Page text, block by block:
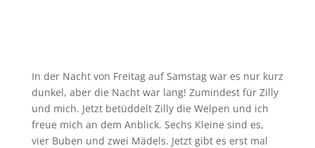
In der Nacht von Freitag auf Samstag war es nur kurz
dunkel, aber die Nacht war lang! Zumindest für Zilly
und mich. Jetzt betüddelt Zilly die Welpen und ich
freue mich an dem Anblick. Sechs Kleine sind es,
vier Buben und zwei Mädels. Jetzt gibt es erst mal